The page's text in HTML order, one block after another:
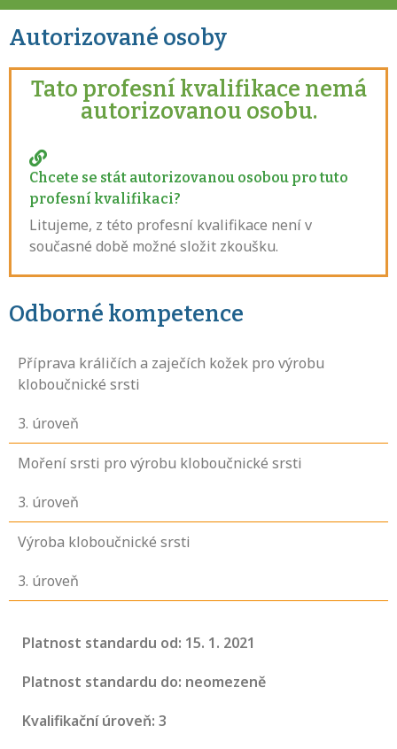
Autorizované osoby
Tato profesní kvalifikace nemá
autorizovanou osobu.
Chcete se stát autorizovanou osobou pro tuto
profesní kvalifikaci?
Litujeme, z této profesní kvalifikace není v
současné době možné složit zkoušku.
Odborné kompetence
Příprava králičích a zaječích kožek pro výrobu
kloboučnické srsti
3. úroveň
Moření srsti pro výrobu kloboučnické srsti
3. úroveň
Výroba kloboučnické srsti
3. úroveň
Platnost standardu od: 15. 1. 2021
Platnost standardu do: neomezeně
Kvalifikační úroveň: 3